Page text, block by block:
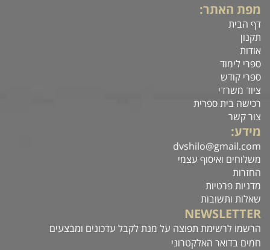
מפת האתר:
דף הבית
תקנון
אודות
ספרי לימוד
ספרי קודש
ציוד משרדי
רכישה בית ספרית
צור קשר
מידע:
dvshilo@gmail.com
משלוחים ואיסוף עצמי
החזרות
מדניות פרטיות
שאלות ותשובות
NEWSLETTER
הרשמו לרשימת תפוצה על מנת לקבל עדכונים ומבצעים
חמים בדואר האלקטרוני